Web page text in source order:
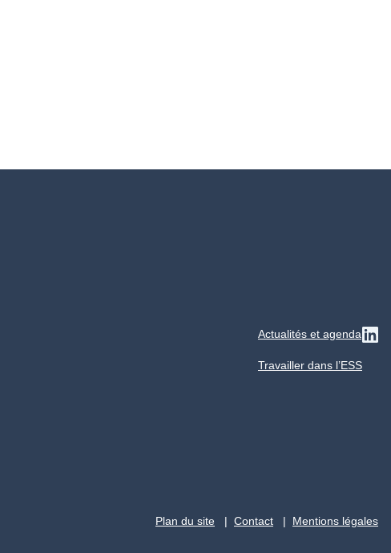
Actualités et agenda
Travailler dans l’ESS
Plan du site Contact Mentions légales